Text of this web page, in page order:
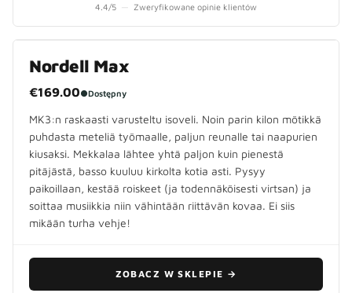
4.4/5 — Zweryfikowane opinie klientów
Nordell Max
€169.00●Dostępny
MK3:n raskaasti varusteltu isoveli. Noin parin kilon mötikkä
puhdasta meteliä työmaalle, paljun reunalle tai naapurien
kiusaksi. Mekkalaa lähtee yhtä paljon kuin pienestä
pitäjästä, basso kuuluu kirkolta kotia asti. Pysyy
paikoillaan, kestää roiskeet (ja todennäköisesti virtsan) ja
soittaa musiikkia niin vähintään riittävän kovaa. Ei siis
mikään turha vehje!
ZOBACZ W SKLEPIE →